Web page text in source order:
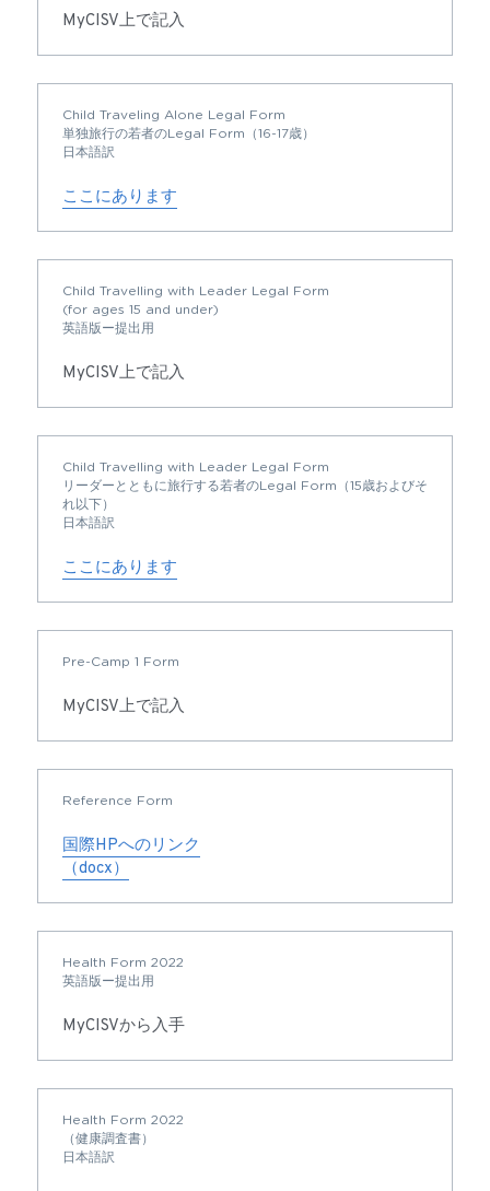
MyCISV上で記入
Child Traveling Alone Legal Form
単独旅行の若者のLegal Form（16-17歳）
日本語訳
ここにあります
Child Travelling with Leader Legal Form
(for ages 15 and under)
英語版ー提出用
MyCISV上で記入
Child Travelling with Leader Legal Form
リーダーとともに旅行する若者のLegal Form（15歳およびそ
れ以下）
日本語訳
ここにあります
Pre-Camp 1 Form
MyCISV上で記入
Reference Form
国際HPへのリンク
（docx）
Health Form 2022
英語版ー提出用
MyCISVから入手
Health Form 2022
（健康調査書）
日本語訳